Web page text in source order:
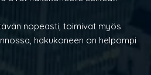
nopeasti, toimivat myös
hakukoneen on helpompi